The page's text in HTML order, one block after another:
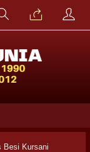
Besi Kursani